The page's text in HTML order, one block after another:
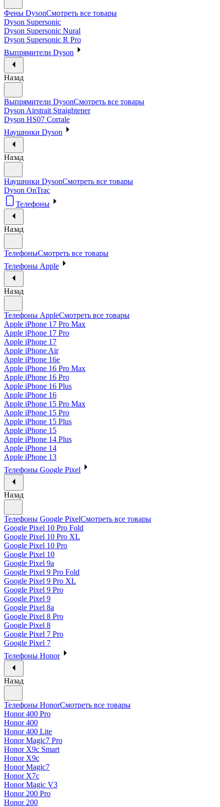
Фены DysonСмотреть все товары
Dyson Supersonic
Dyson Supersonic Nural
Dyson Supersonic R Pro
Выпрямители Dyson
Назад
Выпрямители DysonСмотреть все товары
Dyson Airstrait Straightener
Dyson HS07 Corrale
Наушники Dyson
Назад
Наушники DysonСмотреть все товары
Dyson OnTrac
Телефоны
Назад
ТелефоныСмотреть все товары
Телефоны Apple
Назад
Телефоны AppleСмотреть все товары
Apple iPhone 17 Pro Max
Apple iPhone 17 Pro
Apple iPhone 17
Apple iPhone Air
Apple iPhone 16e
Apple iPhone 16 Pro Max
Apple iPhone 16 Pro
Apple iPhone 16 Plus
Apple iPhone 16
Apple iPhone 15 Pro Max
Apple iPhone 15 Pro
Apple iPhone 15 Plus
Apple iPhone 15
Apple iPhone 14 Plus
Apple iPhone 14
Apple iPhone 13
Телефоны Google Pixel
Назад
Телефоны Google PixelСмотреть все товары
Google Pixel 10 Pro Fold
Google Pixel 10 Pro XL
Google Pixel 10 Pro
Google Pixel 10
Google Pixel 9a
Google Pixel 9 Pro Fold
Google Pixel 9 Pro XL
Google Pixel 9 Pro
Google Pixel 9
Google Pixel 8a
Google Pixel 8 Pro
Google Pixel 8
Google Pixel 7 Pro
Google Pixel 7
Телефоны Honor
Назад
Телефоны HonorСмотреть все товары
Honor 400 Pro
Honor 400
Honor 400 Lite
Honor Magic7 Pro
Honor X9c Smart
Honor X9c
Honor Magic7
Honor X7c
Honor Magic V3
Honor 200 Pro
Honor 200